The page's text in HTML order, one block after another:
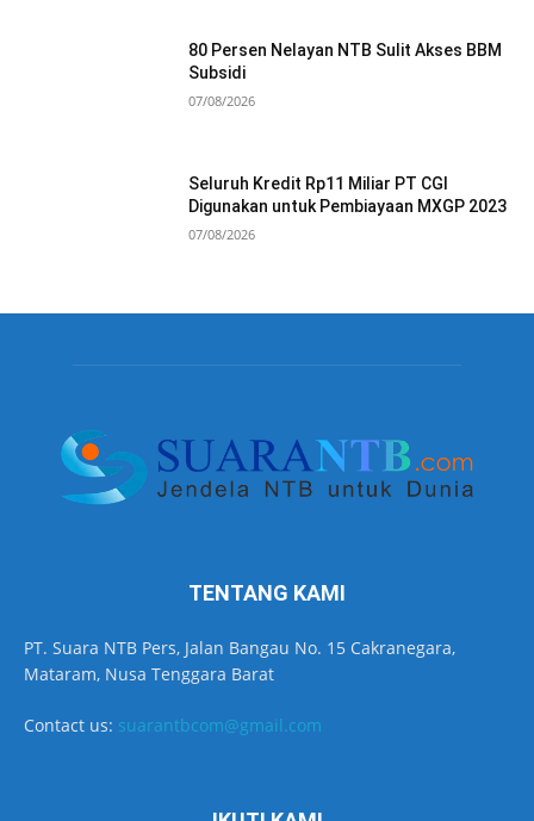
80 Persen Nelayan NTB Sulit Akses BBM
Subsidi
07/08/2026
Seluruh Kredit Rp11 Miliar PT CGI
Digunakan untuk Pembiayaan MXGP 2023
07/08/2026
TENTANG KAMI
PT. Suara NTB Pers, Jalan Bangau No. 15 Cakranegara,
Mataram, Nusa Tenggara Barat
Contact us: suarantbcom@gmail.com